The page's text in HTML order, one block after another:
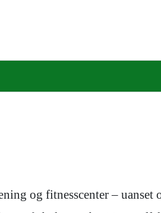
og fitnesscenter –